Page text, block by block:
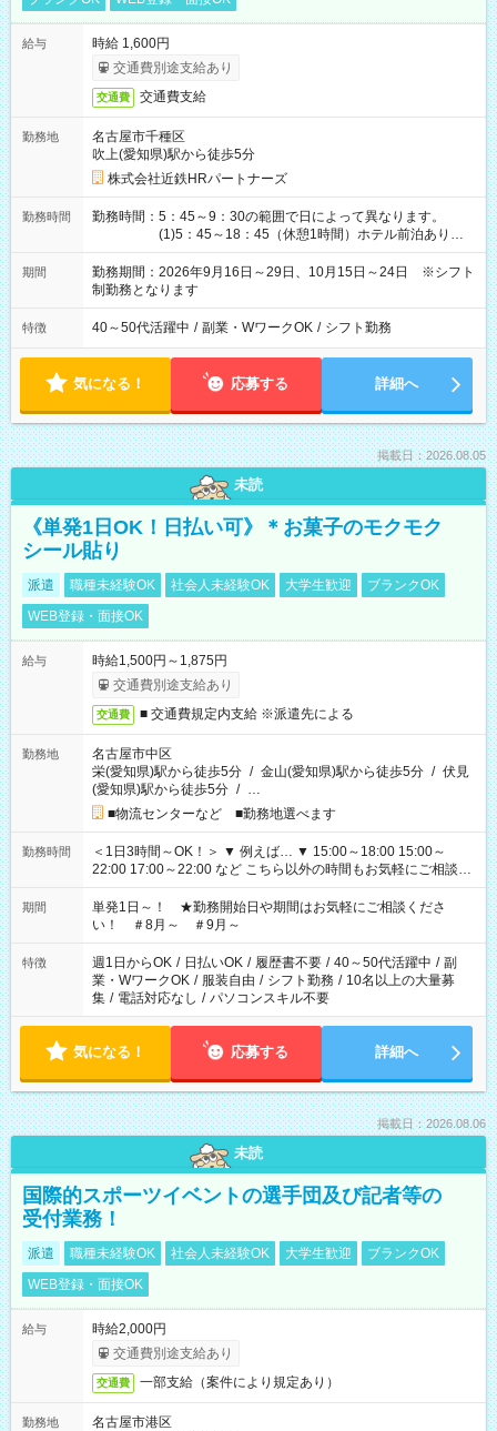
給与
時給 1,600円
交通費別途支給あり
交通費 交通費支給
勤務地
名古屋市千種区
吹上(愛知県)駅から徒歩5分
株式会社近鉄HRパートナーズ
勤務時間
勤務時間：5：45～9：30の範囲で日によって異なります。
(1)5：45～18：45（休憩1時間）ホテル前泊あり！
(2)6：00～19：00（休憩1時間）ホテル前泊あり！
(3)6：45～19：45（休憩1時間） (4)7：
30～20：30（休憩1時間） (5)8：30～18：00（休憩
1時間） (6)9：30～21：30（休憩1時間）
期間
勤務期間：2026年9月16日～29日、10月15日～24日 ※シフト
制勤務となります
特徴 40～50代活躍中 / 副業・WワークOK / シフト勤務
気になる！ 応募する 詳細へ
掲載日：2026.08.05
未読
《単発1日OK！日払い可》＊お菓子のモクモク
シール貼り
派遣 職種未経験OK 社会人未経験OK 大学生歓迎
ブランクOK
WEB登録・面接OK
給与
時給1,500円～1,875円
交通費別途支給あり
交通費 ■ 交通費規定内支給 ※派遣先による
勤務地
名古屋市中区
栄(愛知県)駅から徒歩5分 / 金山(愛知県)駅から徒歩5分 / 伏見
(愛知県)駅から徒歩5分 / …
■物流センターなど ■勤務地選べます
勤務時間
＜1日3時間～OK！＞ ▼ 例えば… ▼ 15:00～18:00 15:00～
22:00 17:00～22:00 など こちら以外の時間もお気軽にご相談く
ださい！
期間
単発1日～！ ★勤務開始日や期間はお気軽にご相談くださ
い！ ＃8月～ ＃9月～
特徴 週1日からOK / 日払いOK / 履歴書不要 / 40～50代活躍中 / 副
業・WワークOK / 服装自由 / シフト勤務 / 10名以上の大量募
集 / 電話対応なし / パソコンスキル不要
気になる！ 応募する 詳細へ
掲載日：2026.08.06
未読
国際的スポーツイベントの選手団及び記者等の
受付業務！
派遣 職種未経験OK 社会人未経験OK 大学生歓迎
ブランクOK
WEB登録・面接OK
給与
時給2,000円
交通費別途支給あり
交通費 一部支給（案件により規定あり）
勤務地
名古屋市港区